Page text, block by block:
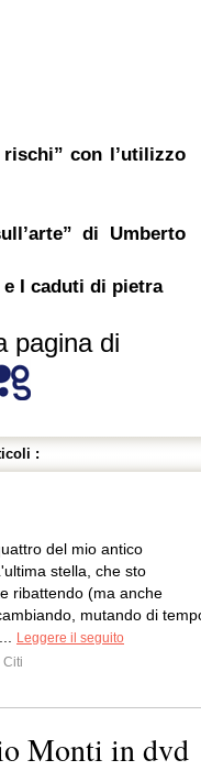
con l’utilizzo
di Umberto
e I caduti di pietra
pagina di
:
del mio antico
stella, che sto
ribattendo (ma anche
mutando di
Leggere il seguito
Citi
Monti in dvd